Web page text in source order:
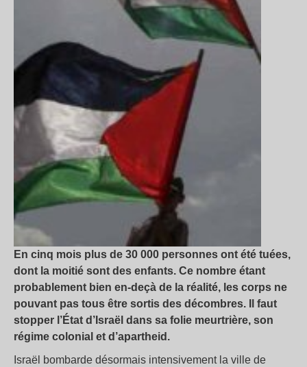
En cinq mois plus de 30 000 personnes ont été tuées,
dont la moitié sont des enfants. Ce nombre étant
probablement bien en-deçà de la réalité, les corps ne
pouvant pas tous être sortis des décombres. Il faut
stopper l’État d’Israël dans sa folie meurtrière, son
régime colonial et d’apartheid.
Israël bombarde désormais intensivement la ville de